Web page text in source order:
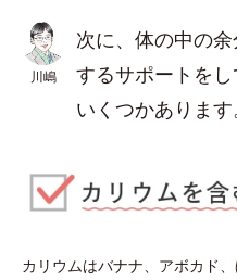
川嶋
次に、体の中の
するサポートを
いくつかあります
カリウムはバナナ、アボカド